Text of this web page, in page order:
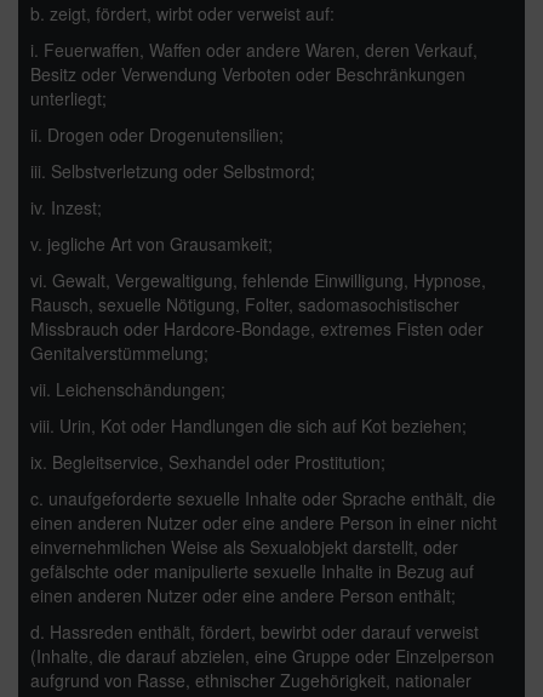
b. zeigt, fördert, wirbt oder verweist auf:
i. Feuerwaffen, Waffen oder andere Waren, deren Verkauf,
Besitz oder Verwendung Verboten oder Beschränkungen
unterliegt;
ii. Drogen oder Drogenutensilien;
iii. Selbstverletzung oder Selbstmord;
iv. Inzest;
v. jegliche Art von Grausamkeit;
vi. Gewalt, Vergewaltigung, fehlende Einwilligung, Hypnose,
Rausch, sexuelle Nötigung, Folter, sadomasochistischer
Missbrauch oder Hardcore-Bondage, extremes Fisten oder
Genitalverstümmelung;
vii. Leichenschändungen;
viii. Urin, Kot oder Handlungen die sich auf Kot beziehen;
ix. Begleitservice, Sexhandel oder Prostitution;
c. unaufgeforderte sexuelle Inhalte oder Sprache enthält, die
einen anderen Nutzer oder eine andere Person in einer nicht
einvernehmlichen Weise als Sexualobjekt darstellt, oder
gefälschte oder manipulierte sexuelle Inhalte in Bezug auf
einen anderen Nutzer oder eine andere Person enthält;
d. Hassreden enthält, fördert, bewirbt oder darauf verweist
(Inhalte, die darauf abzielen, eine Gruppe oder Einzelperson
aufgrund von Rasse, ethnischer Zugehörigkeit, nationaler